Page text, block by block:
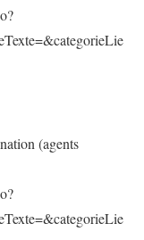
(agents